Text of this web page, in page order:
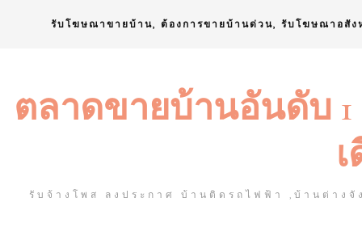
รับโฆษณาขายบ้าน, ต้องการขายบ้านด่วน, รับโฆษณาอสัง
ตลาดขายบ้านอันดับ
รับจ้างโพส ลงประกาศ บ้านติดรถไฟฟ้า ,บ้านต่าง